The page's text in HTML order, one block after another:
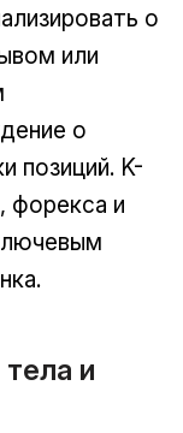
о
или
о
позиций. K-
форекса и
и